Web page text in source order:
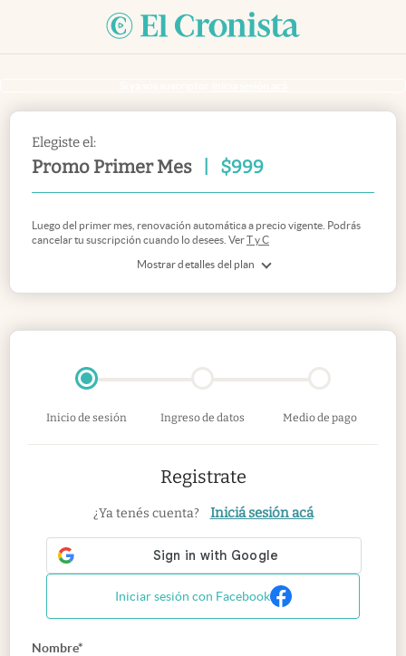
Elegiste el:
Promo Primer Mes $999
Mostrar detalles del plan
Luego del primer mes, renovación automática a precio vigente. Podrás
cancelar tu suscripción cuando lo desees. VerT y C
Inicio de sesión Ingreso de datos Medio de pago
Registrate
¿Ya tenés cuenta? Iniciá sesión acá
Iniciar sesión con Facebook
Nombre*